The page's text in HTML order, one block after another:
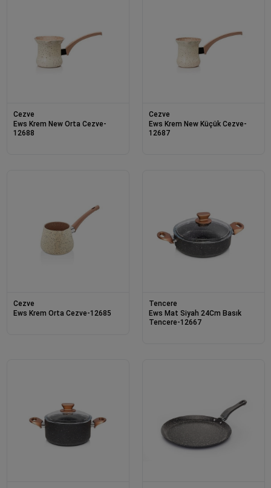
Cezve
Ews Krem New Orta Cezve-
12688
Cezve
Ews Krem New Küçük Cezve-
12687
Cezve
Ews Krem Orta Cezve-12685
Tencere
Ews Mat Siyah 24Cm Basık
Tencere-12667